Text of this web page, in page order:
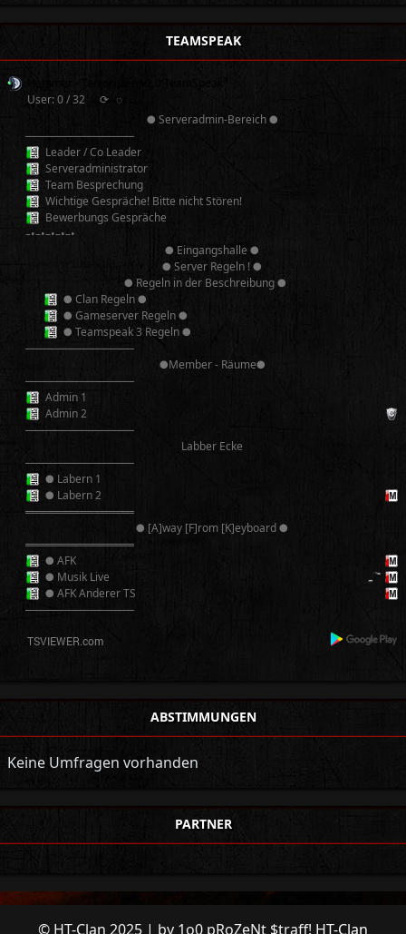
TEAMSPEAK
User: 0 / 32
⟳ ◌
● Serveradmin-Bereich ●
──────────
Leader / Co Leader
Serveradministrator
Team Besprechung
Wichtige Gespräche! Bitte nicht Stören!
Bewerbungs Gespräche
–•–•–•–•–•
● Eingangshalle ●
● Server Regeln ! ●
● Regeln in der Beschreibung ●
● Clan Regeln ●
● Gameserver Regeln ●
● Teamspeak 3 Regeln ●
──────────
●Member - Räume●
──────────
Admin 1
Admin 2
──────────
Labber Ecke
──────────
● Labern 1
● Labern 2
══════════
● [A]way [F]rom [K]eyboard ●
══════════
● AFK
● Musik Live
● AFK Anderer TS
──────────
ABSTIMMUNGEN
Keine Umfragen vorhanden
PARTNER
© HT-Clan 2025 | by 1o0 pRoZeNt $traff! HT-Clan